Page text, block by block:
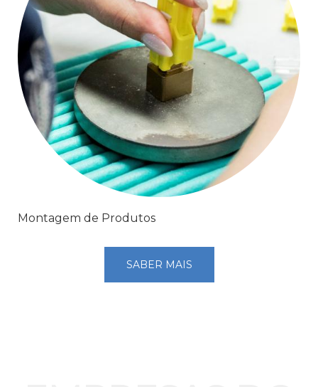
Montagem de Produtos
SABER MAIS